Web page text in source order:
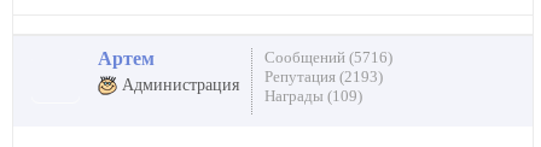
Артем
Администрация
Сообщений (5716)
Репутация (2193)
Награды (109)